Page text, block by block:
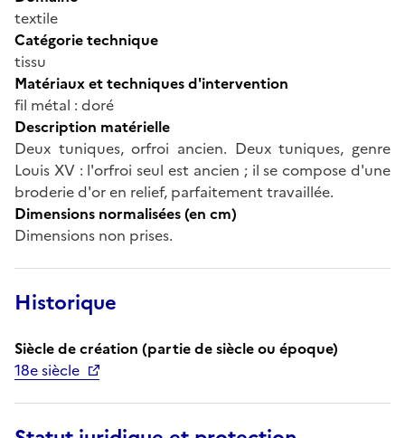
textile
Catégorie technique
tissu
Matériaux et techniques d'intervention
fil métal : doré
Description matérielle
Deux tuniques, orfroi ancien. Deux tuniques, genre
Louis XV : l'orfroi seul est ancien ; il se compose d'une
broderie d'or en relief, parfaitement travaillée.
Dimensions normalisées (en cm)
Dimensions non prises.
Historique
Siècle de création (partie de siècle ou époque)
18e siècle